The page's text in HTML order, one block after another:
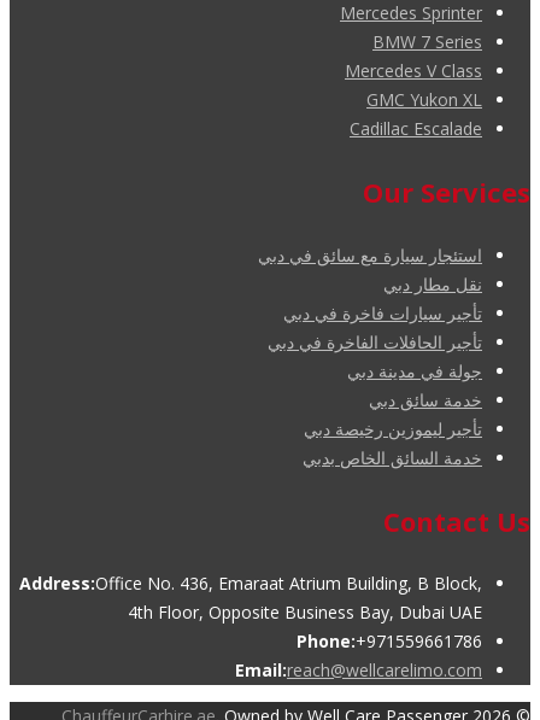
Mercedes Sprinter
BMW 7 Series
Mercedes V Class
GMC Yukon XL
Cadillac Escalade
Our Services
استئجار سيارة مع سائق في دبي
نقل مطار دبي
تأجير سيارات فاخرة في دبي
تأجير الحافلات الفاخرة في دبي
جولة في مدينة دبي
خدمة سائق دبي
تأجير ليموزين رخيصة دبي
خدمة السائق الخاص بدبي
Contact Us
Address:Office No. 436, Emaraat Atrium Building, B Block,
4th Floor, Opposite Business Bay, Dubai UAE
Phone:+971559661786
Email:reach@wellcarelimo.com